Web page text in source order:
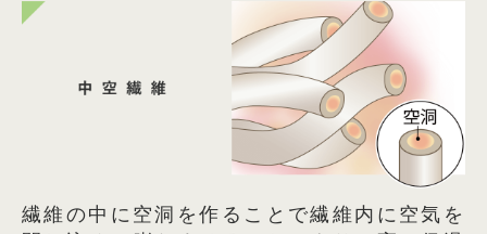
繊維の中に空洞を作ることで繊維内に空気を